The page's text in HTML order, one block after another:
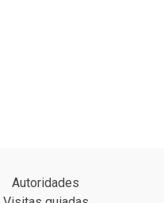
Autoridades